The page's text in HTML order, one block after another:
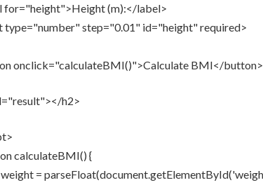
for="height">Height (m):</label>
type="number" step="0.01" id="height" required>
onclick="calculateBMI()">Calculate BMI</button>
h2>
calculateBMI() {
=